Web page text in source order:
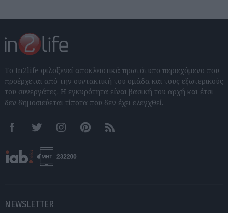
Το In2life φιλοξενεί αποκλειστικά πρωτότυπο περιεχόμενο που
προέρχεται από την συντακτική του ομάδα και τους εξωτερικούς
του συνεργάτες. Η εγκυρότητα είναι βασική του αρχή και έτσι
δεν δημοσιεύεται τίποτα που δεν έχει ελεγχθεί.
FacebookTwitter InstagramPinterestRSS feeds
NEWSLETTER